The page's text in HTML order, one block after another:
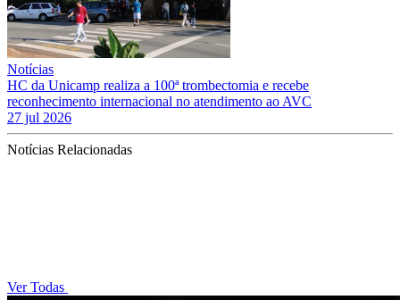
Notícias
HC da Unicamp realiza a 100ª trombectomia e recebe
reconhecimento internacional no atendimento ao AVC
27 jul 2026
Notícias Relacionadas
Ver Todas